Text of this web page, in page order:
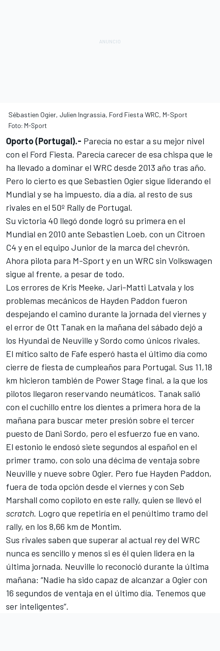
Sébastien Ogier, Julien Ingrassia, Ford Fiesta WRC, M-Sport
Foto: M-Sport
Oporto (Portugal).- Parecía no estar a su mejor nivel
con el Ford Fiesta. Parecía carecer de esa chispa que le
ha llevado a dominar el WRC desde 2013 año tras año.
Pero lo cierto es que Sebastien Ogier sigue liderando el
Mundial y se ha impuesto, día a día, al resto de sus
rivales en el 50º Rally de Portugal.
Su victoria 40 llegó donde logró su primera en el
Mundial en 2010 ante Sebastien Loeb, con un Citroen
C4 y en el equipo Junior de la marca del chevrón.
Ahora pilota para M-Sport y en un WRC sin Volkswagen
sigue al frente, a pesar de todo.
Los errores de Kris Meeke, Jari-Matti Latvala y los
problemas mecánicos de Hayden Paddon fueron
despejando el camino durante la jornada del viernes y
el error de Ott Tanak en la mañana del sábado dejó a
los Hyundai de Neuville y Sordo como únicos rivales.
El mítico salto de Fafe esperó hasta el último día como
cierre de fiesta de cumpleaños para Portugal. Sus 11,18
km hicieron también de Power Stage final, a la que los
pilotos llegaron reservando neumáticos. Tanak salió
con el cuchillo entre los dientes a primera hora de la
mañana para buscar meter presión sobre el tercer
puesto de Dani Sordo, pero el esfuerzo fue en vano.
El estonio le endosó siete segundos al español en el
primer tramo, con solo una décima de ventaja sobre
Neuville y nueve sobre Ogier. Pero fue Hayden Paddon,
fuera de toda opción desde el viernes y con Seb
Marshall como copiloto en este rally, quien se llevó el
scratch. Logro que repetiría en el penúltimo tramo del
rally, en los 8,66 km de Montim.
Sus rivales saben que superar al actual rey del WRC
nunca es sencillo y menos si es él quien lidera en la
última jornada. Neuville lo reconoció durante la última
mañana: “Nadie ha sido capaz de alcanzar a Ogier con
16 segundos de ventaja en el último día. Tenemos que
ser inteligentes”.